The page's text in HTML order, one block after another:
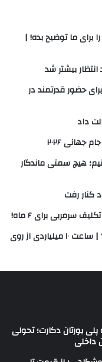
برای ما توضیح بده! |
حضور قدرتمند در
داد
۲۰۲۶
هیچ سمتی ماندگار
کنار رفت
سرمربی برای ۶ ماه!
پاسخ تند خداداد به قلعه‌نویی؛ ما دلقکیم؟ | ساعت ۱۰ میلیاردی از روی
یورتان دکارت؛ تحولی
داخلی